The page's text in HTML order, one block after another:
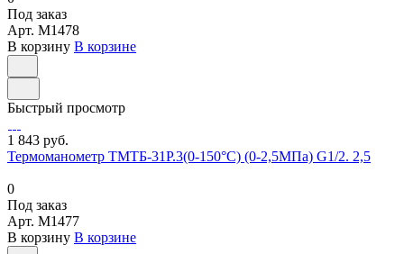
Под заказ
Арт. M1478
В корзину В корзине
Быстрый просмотр
1 843 руб.
Термоманометр ТМТБ-31Р.3(0-150°С) (0-2,5МПа) G1/2. 2,5
0
Под заказ
Арт. M1477
В корзину В корзине